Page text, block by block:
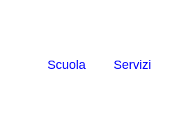
Scuola Servizi